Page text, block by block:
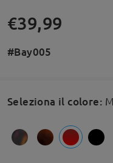
€39,99
#Bay005
Seleziona il colore: